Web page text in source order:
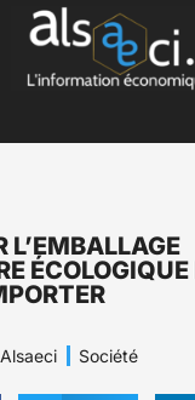
L’EMBALLAGE
ÉCOLOGIQUE
Alsaeci Société